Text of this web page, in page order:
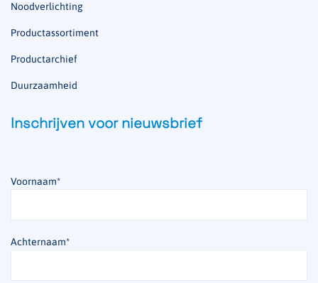
Noodverlichting
Productassortiment
Productarchief
Duurzaamheid
Inschrijven voor nieuwsbrief
Voornaam*
Achternaam*